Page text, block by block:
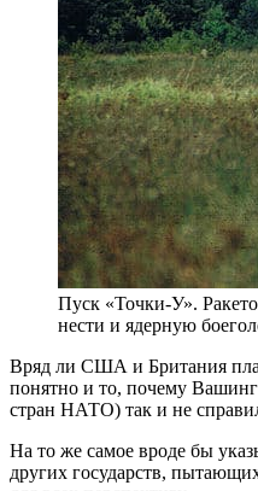
Пуск «Точки-У».
нести и ядерную
Вряд ли США и Британия
понятно и то, почему
стран НАТО) так и не
На то же самое вроде бы
других государств,